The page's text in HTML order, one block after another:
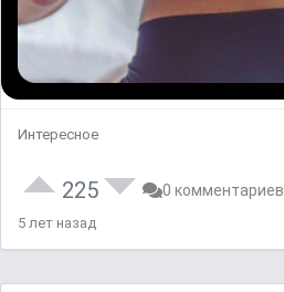
Интересное
225 0 комментариев
5 лет назад